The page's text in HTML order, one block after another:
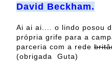
David Beckham.
Ai ai ai.... o lindo posou
própria grife para a
parceria com a rede
(obrigada Guta)